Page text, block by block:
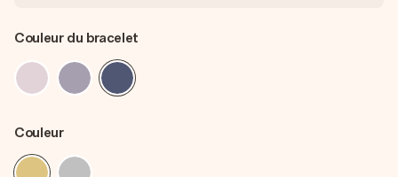
Couleur du bracelet
Couleur